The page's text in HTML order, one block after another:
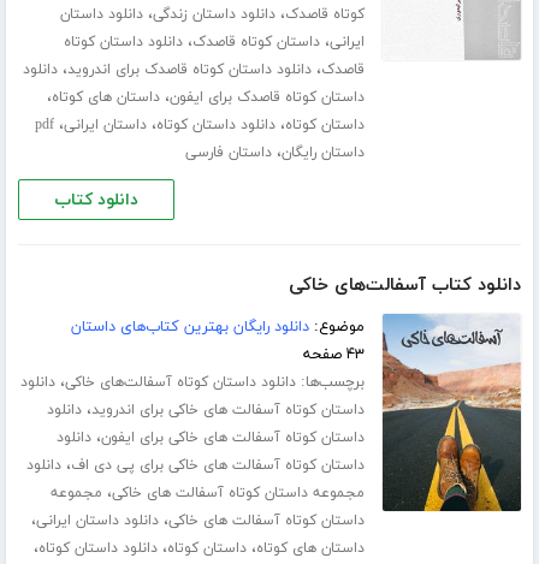
کوتاه قاصدک،دانلود داستان زندگی،دانلود داستان
ایرانی،داستان کوتاه قاصدک،دانلود داستان کوتاه
قاصدک،دانلود داستان کوتاه قاصدک برای اندروید،دانلود
داستان کوتاه قاصدک برای ایفون،داستان های کوتاه،
داستان کوتاه،دانلود داستان کوتاه،داستان ایرانی،pdf
داستان رایگان،داستان فارسی
دانلود کتاب
دانلود کتاب آسفالت‌های خاکی
موضوع:دانلود رایگان بهترین کتاب‌های داستان
۴۳ صفحه
برچسب‌ها:دانلود داستان کوتاه آسفالت‌های خاکی،دانلود
داستان کوتاه آسفالت های خاکی برای اندروید،دانلود
داستان کوتاه آسفالت های خاکی برای ایفون،دانلود
داستان کوتاه آسفالت های خاکی برای پی دی اف،دانلود
مجموعه داستان کوتاه آسفالت های خاکی، مجموعه
داستان کوتاه آسفالت های خاکی،دانلود داستان ایرانی،
داستان های کوتاه،داستان کوتاه،دانلود داستان کوتاه،